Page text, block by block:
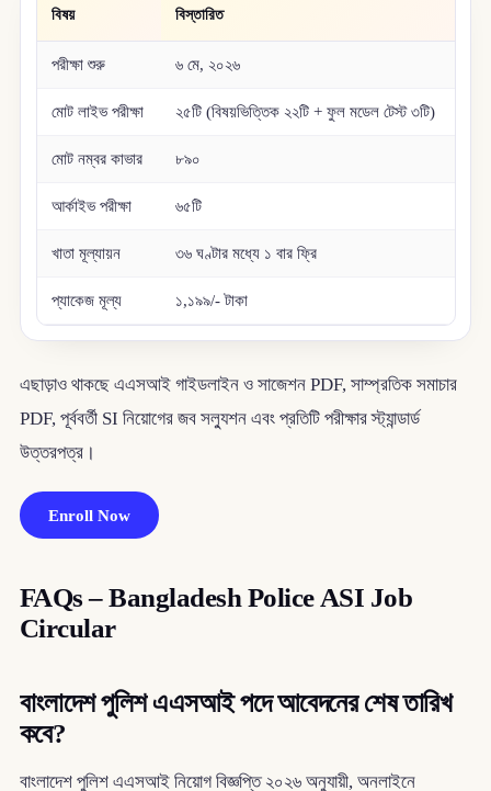
বিষয় বিস্তারিত
পরীক্ষা শুরু ৬ মে, ২০২৬
মোট লাইভ পরীক্ষা ২৫টি (বিষয়ভিত্তিক ২২টি + ফুল মডেল টেস্ট ৩টি)
মোট নম্বর কাভার ৮৯০
আর্কাইভ পরীক্ষা ৬৫টি
খাতা মূল্যায়ন ৩৬ ঘণ্টার মধ্যে ১ বার ফ্রি
প্যাকেজ মূল্য ১,১৯৯/- টাকা
এছাড়াও থাকছে এএসআই গাইডলাইন ও সাজেশন PDF, সাম্প্রতিক সমাচার
PDF, পূর্ববর্তী SI নিয়োগের জব সল্যুশন এবং প্রতিটি পরীক্ষার স্ট্যান্ডার্ড
উত্তরপত্র।
Enroll Now
FAQs – Bangladesh Police ASI Job
Circular
বাংলাদেশ পুলিশ এএসআই পদে আবেদনের শেষ তারিখ
কবে?
বাংলাদেশ পুলিশ এএসআই নিয়োগ বিজ্ঞপ্তি ২০২৬ অনুযায়ী, অনলাইনে